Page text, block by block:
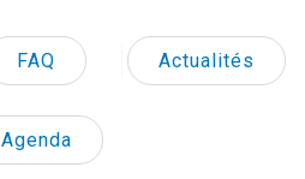
FAQ Actualités
Agenda